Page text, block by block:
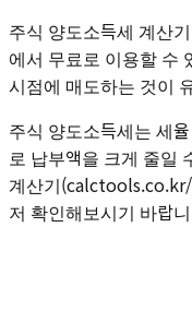
주식 양도소득세 계산
에서 무료로 이용할 수
시점에 매도하는 것이
주식 양도소득세는 세
로 납부액을 크게 줄일
계산기
저 확인해보시기 바랍